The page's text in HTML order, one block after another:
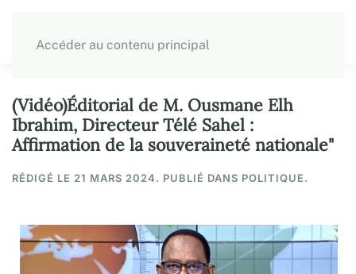
Accéder au contenu principal
(Vidéo)Éditorial de M. Ousmane Elh
Ibrahim, Directeur Télé Sahel :
Affirmation de la souveraineté nationale"
RÉDIGÉ LE 21 MARS 2024. PUBLIÉ DANS POLITIQUE.